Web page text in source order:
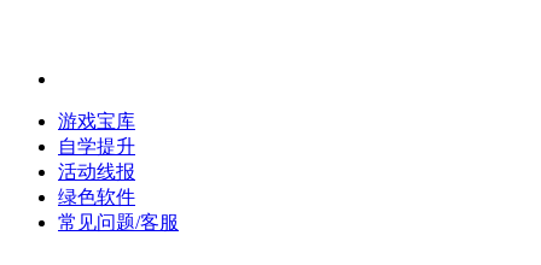
游戏宝库
自学提升
活动线报
绿色软件
常见问题/客服